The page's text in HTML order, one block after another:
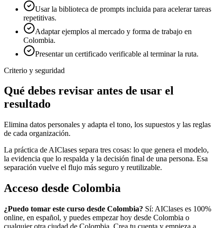
Usar la biblioteca de prompts incluida para acelerar tareas
repetitivas.
Adaptar ejemplos al mercado y forma de trabajo en
Colombia.
Presentar un certificado verificable al terminar la ruta.
Criterio y seguridad
Qué debes revisar antes de usar el
resultado
Elimina datos personales y adapta el tono, los supuestos y las reglas
de cada organización.
La práctica de AIClases separa tres cosas: lo que genera el modelo,
la evidencia que lo respalda y la decisión final de una persona. Esa
separación vuelve el flujo más seguro y reutilizable.
Acceso desde Colombia
¿Puedo tomar este curso desde Colombia? Sí: AIClases es 100%
online, en español, y puedes empezar hoy desde Colombia o